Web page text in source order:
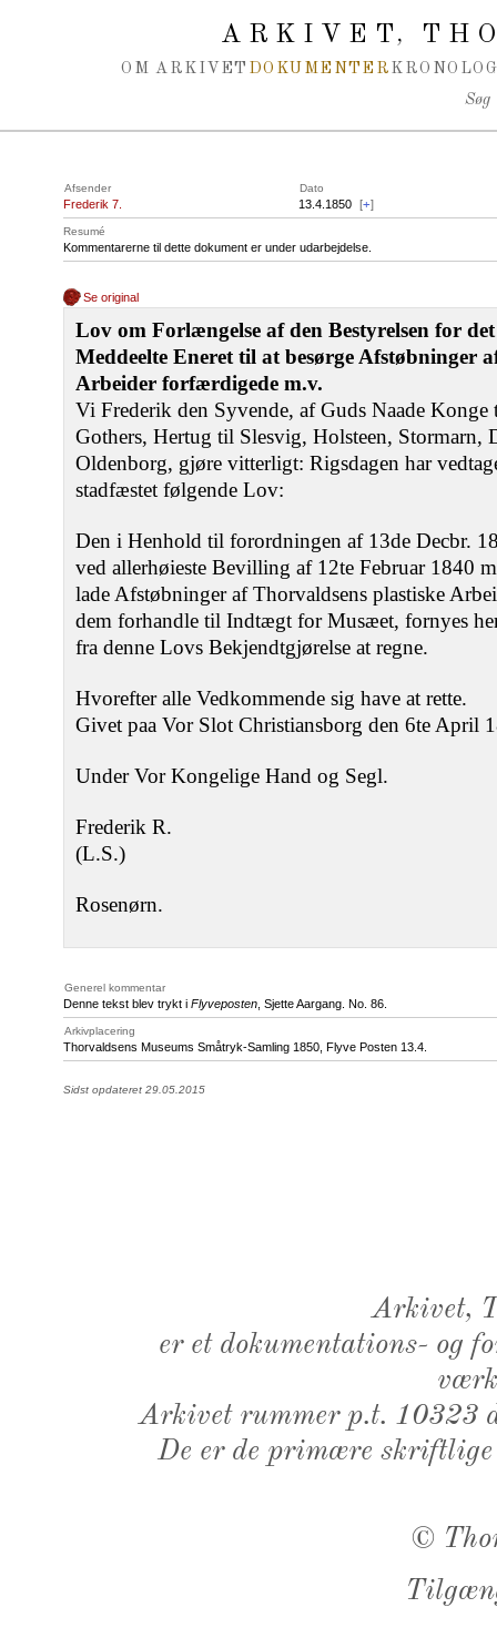
ARKIVET,
OM ARKIVET DOKUMENTER
Søg
Afsender Dato
Frederik 7. 13.4.1850 [+]
Resumé
Kommentarerne til dette dokument er under udarbejdelse.
Se original
Lov om Forlængelse af den Bestyrelsen for
Meddeelte Eneret til at besørge Afstøbninger
Arbeider forfærdigede m.v.
Vi Frederik den Syvende, af Guds Naade
Gothers, Hertug til Slesvig, Holsteen, Stormarn,
Oldenborg, gjøre vitterligt: Rigsdagen har
stadfæstet følgende Lov:
Den i Henhold til forordningen af 13de Decbr.
ved allerhøieste Bevilling af 12te Februar 1840
lade Afstøbninger af Thorvaldsens plastiske
dem forhandle til Indtægt for Musæet, fornyes
fra denne Lovs Bekjendtgjørelse at regne.
Hvorefter alle Vedkommende sig have at rette.
Givet paa Vor Slot Christiansborg den 6te April
Under Vor Kongelige Hand og Segl.
Frederik R.
(L.S.)
Rosenørn.
Generel kommentar
Denne tekst blev trykt i Flyveposten , Sjette Aargang. No. 86.
Arkivplacering
Thorvaldsens Museums Småtryk-Samling 1850, Flyve Posten 13.4.
Sidst opdateret 29.05.2015
Arkivet,
er et dokumentations- og
Arkivet rummer p.t. 10323
De er de primære
©